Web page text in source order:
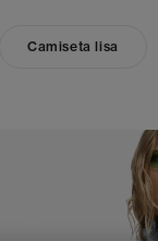
Camiseta lisa